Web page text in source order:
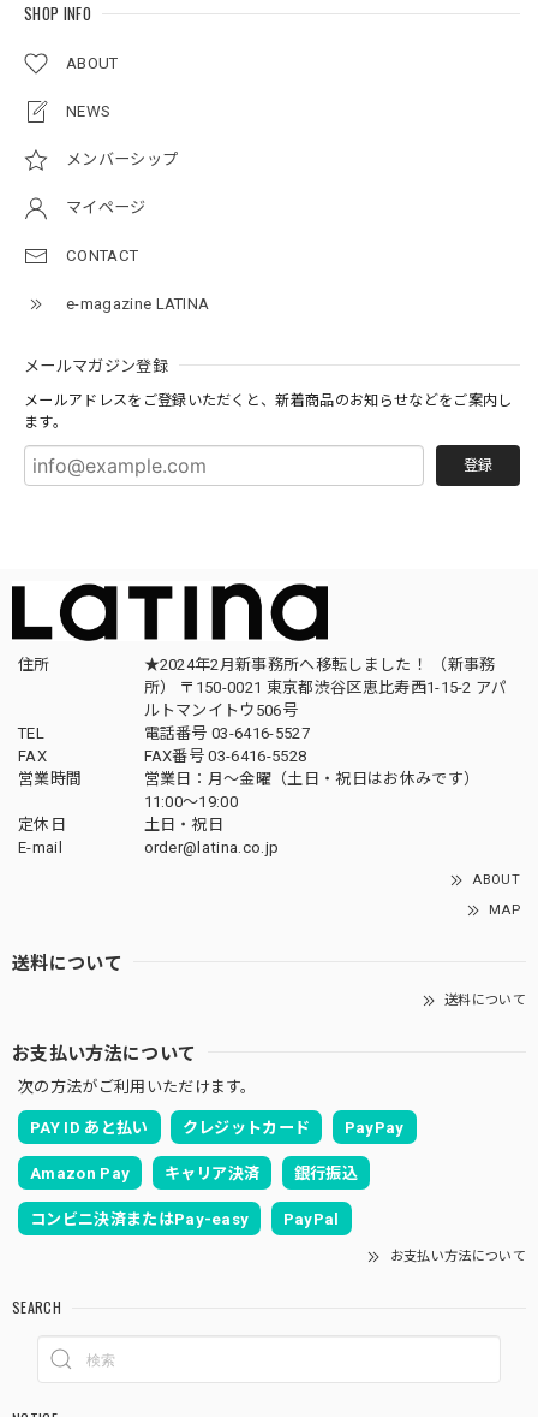
SHOP INFO
ABOUT
NEWS
メンバーシップ
マイページ
CONTACT
e-magazine LATINA
メールマガジン登録
メールアドレスをご登録いただくと、新着商品のお知らせなどをご案内し
ます。
登録
住所
★2024年2月新事務所へ移転しました！ （新事務
所） 〒150-0021 東京都渋谷区恵比寿西1-15-2 アパ
ルトマンイトウ506号
TEL
電話番号 03-6416-5527
FAX
FAX番号 03-6416-5528
営業時間
営業日：月〜金曜（土日・祝日はお休みです）
11:00〜19:00
定休日
土日・祝日
E-mail
order@latina.co.jp
ABOUT
MAP
送料について
送料について
お支払い方法について
次の方法がご利用いただけます。
PAY ID あと払い クレジットカード PayPay
Amazon Pay キャリア決済 銀行振込
コンビニ決済またはPay-easy PayPal
お支払い方法について
SEARCH